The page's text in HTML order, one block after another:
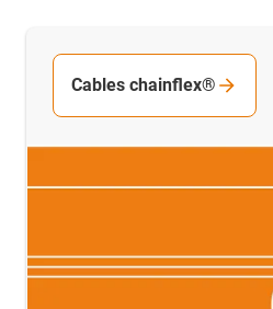
Cables chainflex®